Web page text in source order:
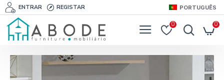
ENTRAR REGISTAR PORTUGUÊS
0 0